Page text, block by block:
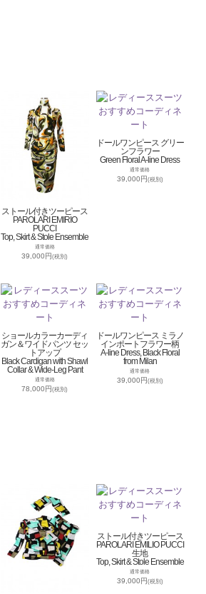
ストール付きツーピース
PAROLARI EMIRIO
PUCCI
Top, Skirt & Stole Ensemble
通常価格
39,000円(税別)
ドールワンピース グリー
ンフラワー
Green Floral A-line Dress
通常価格
39,000円(税別)
ショールカラーカーディ
ガン＆ワイドパンツ セッ
トアップ
Black Cardigan with Shawl
Collar & Wide-Leg Pant
通常価格
78,000円(税別)
ドールワンピース ミラノ
インポートフラワー柄
A-line Dress, Black Floral
from Milan
通常価格
39,000円(税別)
ストール付きツーピース
PAROLARI EMILIO PUCCI
生地
Top, Skirt & Stole Ensemble
通常価格
39,000円(税別)